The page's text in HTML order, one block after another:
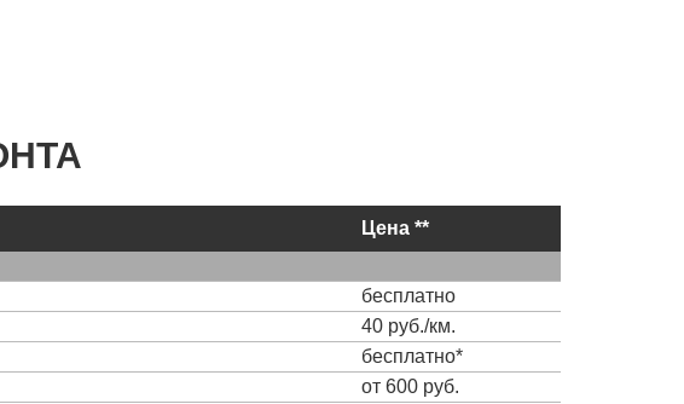
Цена **
бесплатно
40 руб./км.
бесплатно*
от 600 руб.